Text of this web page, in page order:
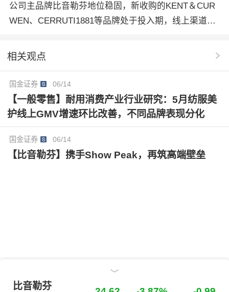
4/11/9倍，维持“买入”评级。
公司主品牌比音勒芬地位稳固，新收购的KENT＆CUR
WEN、CERRUTI1881等品牌处于投入期，线上渠道进
红利。预计26-28年公司归母净利润分别为7.20/9.07/10.
4/11/9倍，维持“买入”评级。
相关观点
国金证券 06/14
【一般零售】耐用消费产业行业研究：5月纺服美
护线上GMV增速环比改善，不同品牌表现分化
国金证券 06/14
【比音勒芬】携手Show Peak，再筑高端壁垒
比音勒芬
比音勒芬